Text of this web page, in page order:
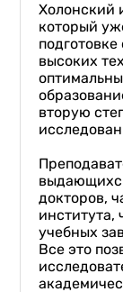
Холонский
который
высоких
вторую
докторов,
института,
учебных
Все это